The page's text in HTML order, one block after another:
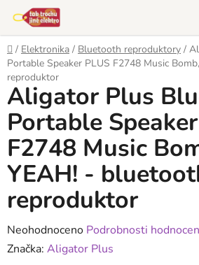
obsah
Domů
/ Elektronika / Bluetooth reproduktory /
Portable Speaker PLUS F2748 Music
reproduktor
Aligator Plus
Portable
F2748 Music
YEAH! -
reproduktor
Průměrné
hodnocení
Neohodnoceno Podrobnosti
Značka: Aligator Plus